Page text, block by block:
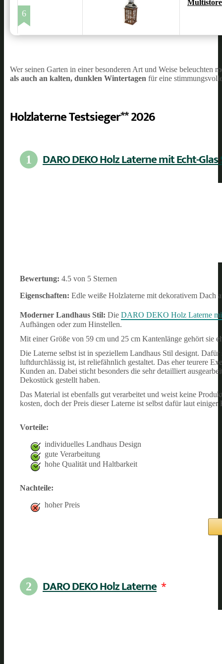
6
Wer seinen Garten in einer besonderen Art und Weise beleuchten
als auch an kalten, dunklen Wintertagen für eine
Holzlaterne Testsieger** 2026
1 DARO DEKO Holz Laterne mit Echt-
Bewertung: 4.5 von 5 Sternen
Eigenschaften: Edle weiße Holzlaterne mit dekorativem Dach
Moderner Landhaus Stil: Die DARO DEKO Holz Laterne
Aufhängen oder zum Hinstellen.
Mit einer Größe von 59 cm und 25 cm Kantenlänge gehört sie
Die Laterne selbst ist in speziellem Landhaus Stil designt.
luftdurchlässig ist, ist reliefähnlich gestaltet. Das eher teurere
Kunden an. Dabei sticht besonders die sehr detailliert
Dekostück gestellt haben.
Das Material ist ebenfalls gut verarbeitet und weist keine
kosten, doch der Preis dieser Laterne ist selbst dafür laut einiger
Vorteile:
individuelles Landhaus Design
gute Verarbeitung
hohe Qualität und Haltbarkeit
Nachteile:
hoher Preis
2 DARO DEKO Holz Laterne *